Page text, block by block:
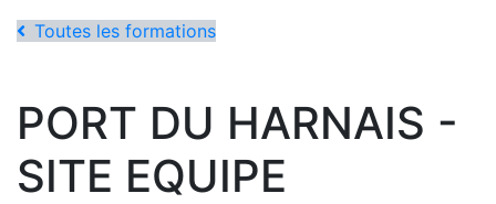
Toutes les formations
PORT DU HARNAIS -
SITE EQUIPE